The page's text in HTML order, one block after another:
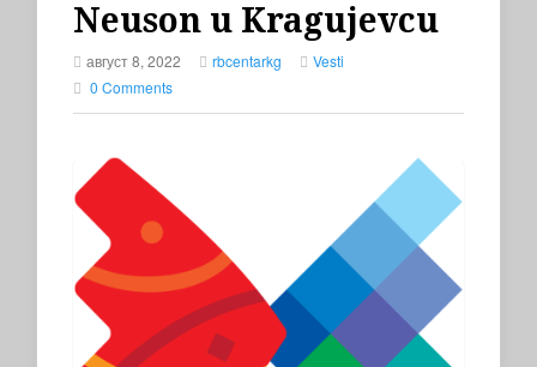
Neuson u Kragujevcu
август 8, 2022 rbcentarkg
Vesti
0 Comments